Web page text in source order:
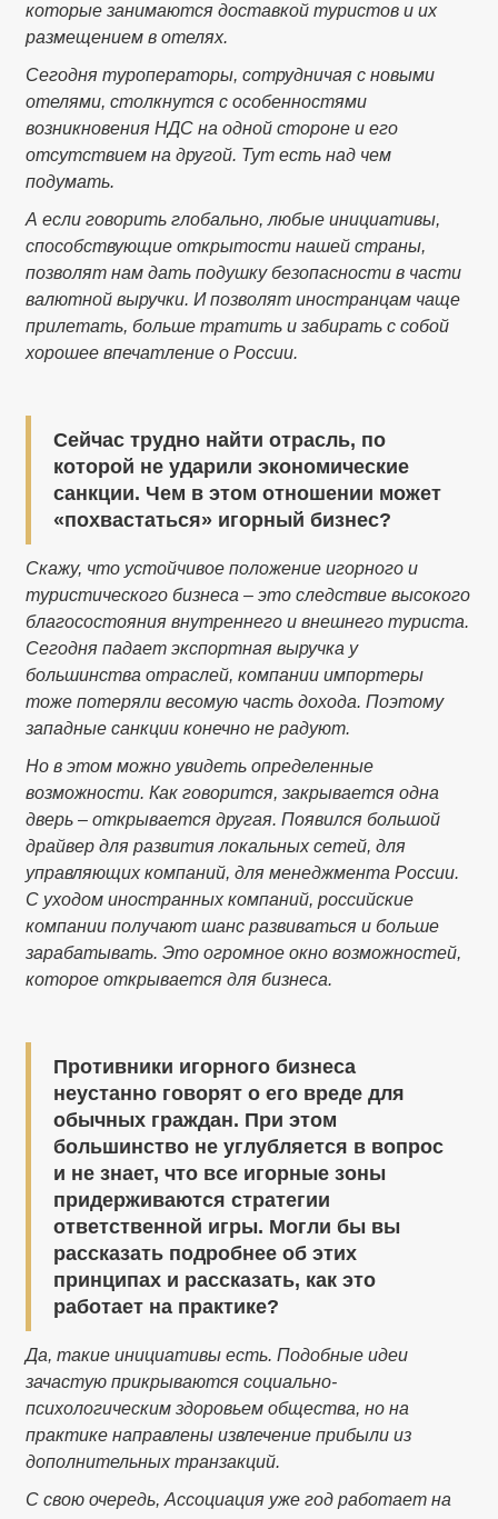
которые занимаются доставкой туристов и их
размещением в отелях.
Сегодня туроператоры, сотрудничая с новыми
отелями, столкнутся с особенностями
возникновения НДС на одной стороне и его
отсутствием на другой. Тут есть над чем
подумать.
А если говорить глобально, любые инициативы,
способствующие открытости нашей страны,
позволят нам дать подушку безопасности в части
валютной выручки. И позволят иностранцам чаще
прилетать, больше тратить и забирать с собой
хорошее впечатление о России.
Сейчас трудно найти отрасль, по
которой не ударили экономические
санкции. Чем в этом отношении может
«похвастаться» игорный бизнес?
Скажу, что устойчивое положение игорного и
туристического бизнеса – это следствие высокого
благосостояния внутреннего и внешнего туриста.
Сегодня падает экспортная выручка у
большинства отраслей, компании импортеры
тоже потеряли весомую часть дохода. Поэтому
западные санкции конечно не радуют.
Но в этом можно увидеть определенные
возможности. Как говорится, закрывается одна
дверь – открывается другая. Появился большой
драйвер для развития локальных сетей, для
управляющих компаний, для менеджмента России.
С уходом иностранных компаний, российские
компании получают шанс развиваться и больше
зарабатывать. Это огромное окно возможностей,
которое открывается для бизнеса.
Противники игорного бизнеса
неустанно говорят о его вреде для
обычных граждан. При этом
большинство не углубляется в вопрос
и не знает, что все игорные зоны
придерживаются стратегии
ответственной игры. Могли бы вы
рассказать подробнее об этих
принципах и рассказать, как это
работает на практике?
Да, такие инициативы есть. Подобные идеи
зачастую прикрываются социально-
психологическим здоровьем общества, но на
практике направлены извлечение прибыли из
дополнительных транзакций.
С свою очередь, Ассоциация уже год работает на